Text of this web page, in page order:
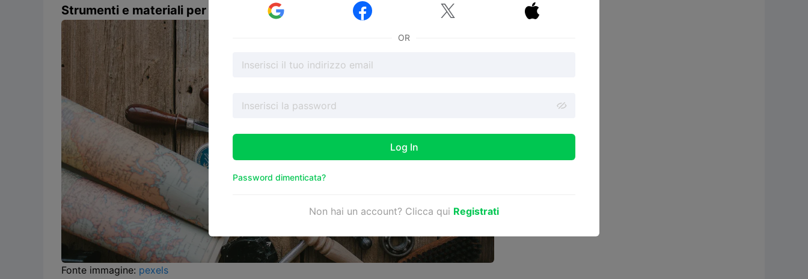
Strumenti e materiali per il modellismo in microscala
Fonte immagine: pexels
  
OR
Log In
Password dimenticata?
Non hai un account? Clicca qui Registrati